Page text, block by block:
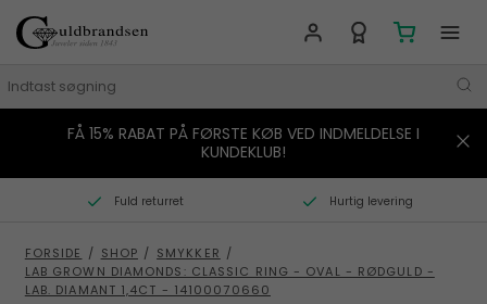
MÆRKER
SMYKKER
BOLIG
FÅ 15% RABAT PÅ FØRSTE KØB VED INDMELDELSE I
KUNDEKLUB!
Fuld returret Hurtig levering
FORSIDE / SHOP / SMYKKER /
LAB GROWN DIAMONDS: CLASSIC RING - OVAL - RØDGULD -
LAB. DIAMANT 1,4CT - 14100070660